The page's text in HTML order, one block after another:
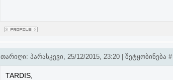
თარიღი: პარასკევი, 25/12/2015, 23:20 | შეტყობინება #
TARDIS,